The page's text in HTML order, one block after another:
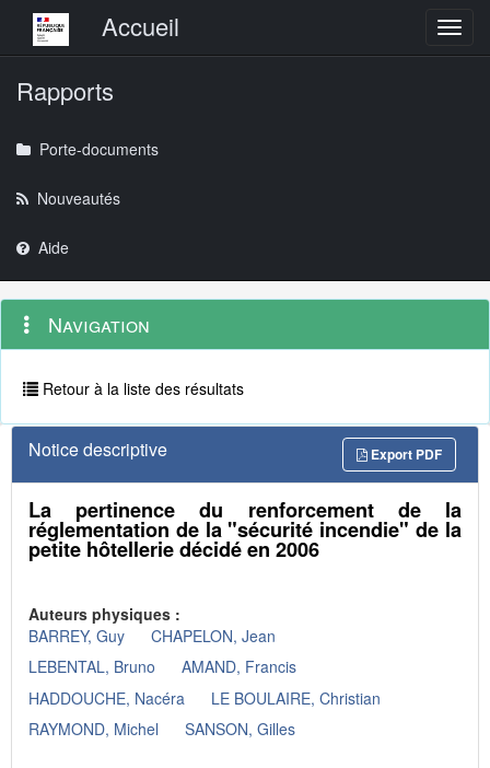
Menu principalAccueil
Rapports
Porte-documents
Nouveautés
Aide
Navigation
outils
Menu
contextuel
Navigation
Retour à la liste des résultats
Notice descriptive Export PDF
La pertinence du renforcement de la
réglementation de la "sécurité incendie" de la
petite hôtellerie décidé en 2006
Auteurs physiques :
BARREY, Guy
CHAPELON, Jean
LEBENTAL, Bruno
AMAND, Francis
HADDOUCHE, Nacéra
LE BOULAIRE, Christian
RAYMOND, Michel
SANSON, Gilles